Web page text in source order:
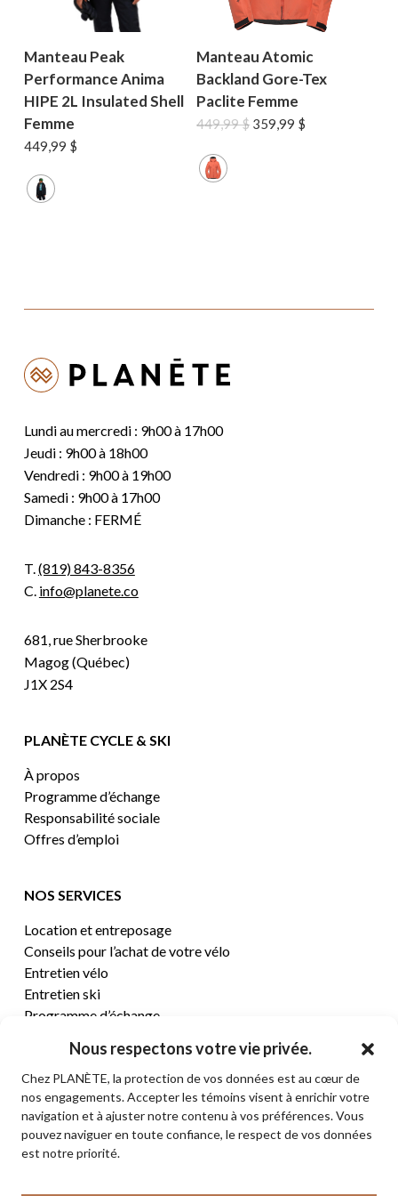
Nous respectons votre vie privée.
Chez PLANÈTE, la protection de vos données est au cœur de
nos engagements. Accepter les témoins visent à enrichir votre
navigation et à ajuster notre contenu à vos préférences. Vous
pouvez naviguer en toute confiance, le respect de vos données
est notre priorité.
Manteau Peak
Performance Anima
HIPE 2L Insulated Shell
Femme
449,99 $
Manteau Atomic
Backland Gore-Tex
Paclite Femme
449,99$ Le
359,99 $
Lundi au mercredi : 9h00 à 17h00
Jeudi : 9h00 à 18h00
Vendredi : 9h00 à 19h00
Samedi : 9h00 à 17h00
Dimanche : FERMÉ
T.(819) 843-8356
C. info@planete.co
681, rue Sherbrooke
Magog (Québec)
J1X 2S4
PLANÈTE CYCLE & SKI
À propos
Programme d’échange
Responsabilité sociale
Offres d’emploi
NOS SERVICES
Location et entreposage
Conseils pour l’achat de votre vélo
Entretien vélo
Entretien ski
Programme d’échange
CENTRE D’AIDE
Termes et conditions de vente
Retours et remboursements
Politique de confidentialité